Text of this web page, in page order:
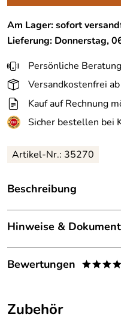
Am Lager: sofort
Lieferung: Donnerstag,
Persönliche
Versandkostenfrei
Kauf auf Rechnung
Sicher bestellen bei
Artikel-Nr.: 35270
Beschreibung
GEFU Karaffe CASCADA.
Mit der formschönen, aus
Borosilikatglas
lassen sich Getränke
praktischen
Position perfekt dosiert
Hinweise &
Dokumente zum
Bewertungen
Zubehör